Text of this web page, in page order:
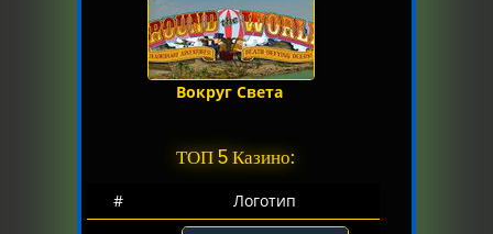
Вокруг Света
ТОП 5 Казино:
# Логотип